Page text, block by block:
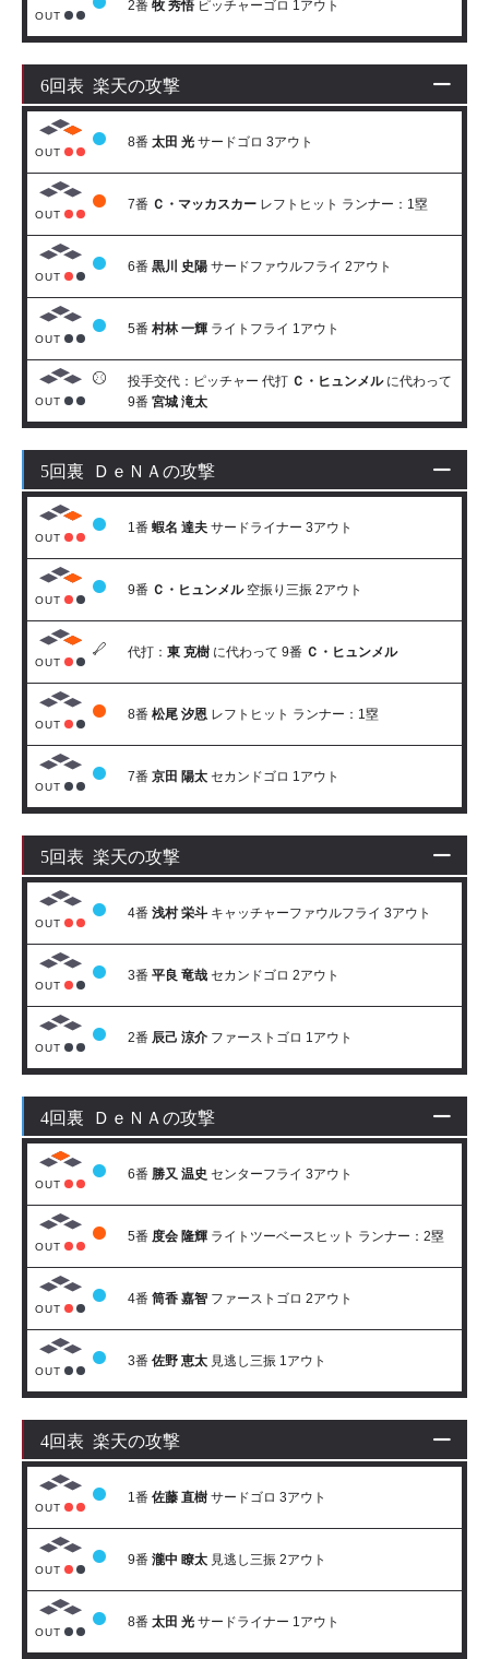
OUT
2番 牧 秀悟 ピッチャーゴロ 1アウト
6回表 楽天の攻撃
OUT
8番 太田 光 サードゴロ 3アウト
OUT
7番 Ｃ・マッカスカー レフトヒット ランナー：1塁
OUT
6番 黒川 史陽 サードファウルフライ 2アウト
OUT
5番 村林 一輝 ライトフライ 1アウト
OUT
投手交代：ピッチャー 代打 Ｃ・ヒュンメルに代わって
9番 宮城 滝太
5回裏 ＤｅＮＡの攻撃
OUT
1番 蝦名 達夫 サードライナー 3アウト
OUT
9番 Ｃ・ヒュンメル空振り三振 2アウト
OUT
代打： 東 克樹 に代わって 9番 Ｃ・ヒュンメル
OUT
8番 松尾 汐恩 レフトヒット ランナー：1塁
OUT
7番 京田 陽太 セカンドゴロ 1アウト
5回表 楽天の攻撃
OUT
4番 浅村 栄斗 キャッチャーファウルフライ 3アウト
OUT
3番 平良 竜哉 セカンドゴロ 2アウト
OUT
2番 辰己 涼介 ファーストゴロ 1アウト
4回裏 ＤｅＮＡの攻撃
OUT
6番 勝又 温史 センターフライ 3アウト
OUT
5番 度会 隆輝 ライトツーベースヒット ランナー：2塁
OUT
4番 筒香 嘉智 ファーストゴロ 2アウト
OUT
3番 佐野 恵太 見逃し三振 1アウト
4回表 楽天の攻撃
OUT
1番 佐藤 直樹 サードゴロ 3アウト
OUT
9番 瀧中 瞭太 見逃し三振 2アウト
OUT
8番 太田 光 サードライナー 1アウト